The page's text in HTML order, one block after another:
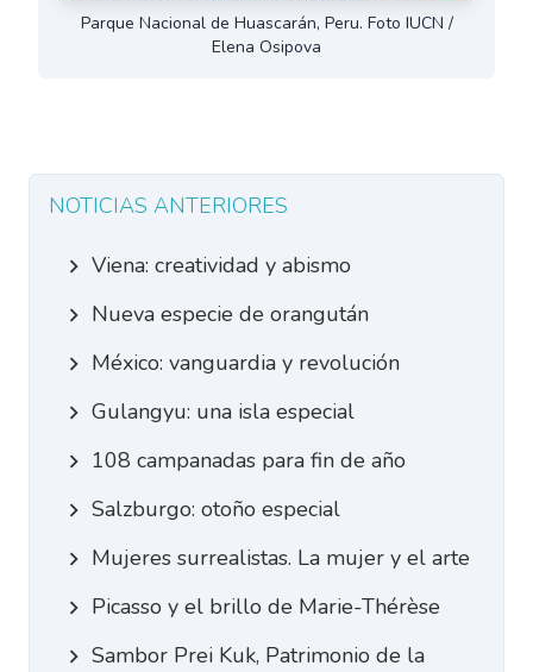
Parque Nacional de Huascarán, Peru. Foto IUCN /
Elena Osipova
NOTICIAS ANTERIORES
Viena: creatividad y abismo
Nueva especie de orangután
México: vanguardia y revolución
Gulangyu: una isla especial
108 campanadas para fin de año
Salzburgo: otoño especial
Mujeres surrealistas. La mujer y el arte
Picasso y el brillo de Marie-Thérèse
Sambor Prei Kuk, Patrimonio de la